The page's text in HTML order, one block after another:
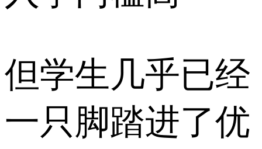
但学生几乎已经
一只脚踏进了优